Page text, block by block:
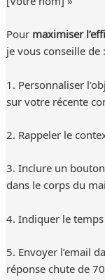
Pourmaximiser
je vous conseille de :
1. Personnaliser
sur votre récente
2. Rappeler le
3. Inclure un
dans le corps du
4. Indiquer le
5. Envoyer l’email
réponse chute de